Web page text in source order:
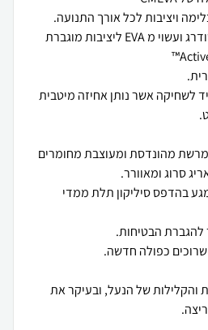
המבנה הפנימי של העקב שודרג ועשוי מ EVA ליציבות מוגברת
לשחיקה אשר נותן אחיזה מיטבית
מהונדסת ומעוצבת מחומרים
בהדפס סיליקון תלת ממדי
והקלילות של הנעל, ובעיקר את